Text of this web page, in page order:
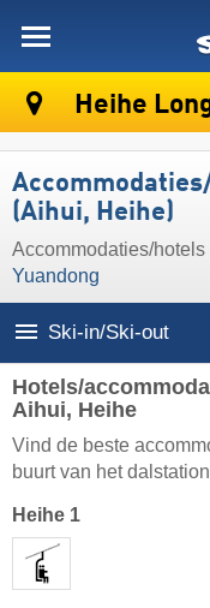
Heihe
(Aihui, Heihe)
Accommodaties/
Yuandong
Ski-in/Ski-out
Hotels/
Aihui, Heihe
Vind de beste
buurt van het
Heihe 1